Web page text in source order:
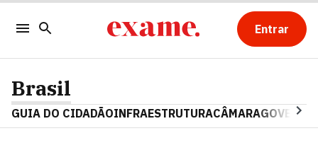
Entrar
Brasil
GUIA DO CIDADÃOINFRAESTRUTURACÂMARAGOVERNO